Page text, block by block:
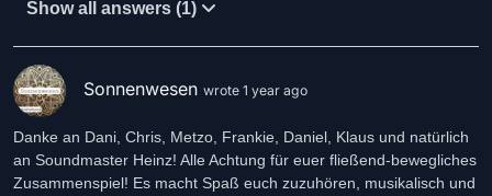
Show all answers (1)
Sonnenwesen wrote 1 year ago
Danke an Dani, Chris, Metzo, Frankie, Daniel, Klaus und natürlich
an Soundmaster Heinz! Alle Achtung für euer fließend-bewegliches
Zusammenspiel! Es macht Spaß euch zuzuhören, musikalisch und